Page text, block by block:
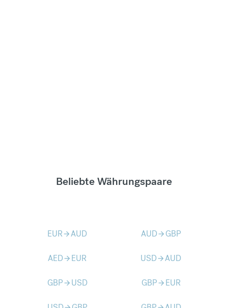
Beliebte Währungspaare
EURarrow_forwardAUD AUDarrow_forward GBP
AEDarrow_forward EUR USDarrow_forwardAUD
GBParrow_forward USD GBParrow_forward EUR